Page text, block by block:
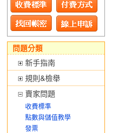
問題分類
新手指南
規則&檢舉
賣家問題
收費標準
點數與儲值教學
發票